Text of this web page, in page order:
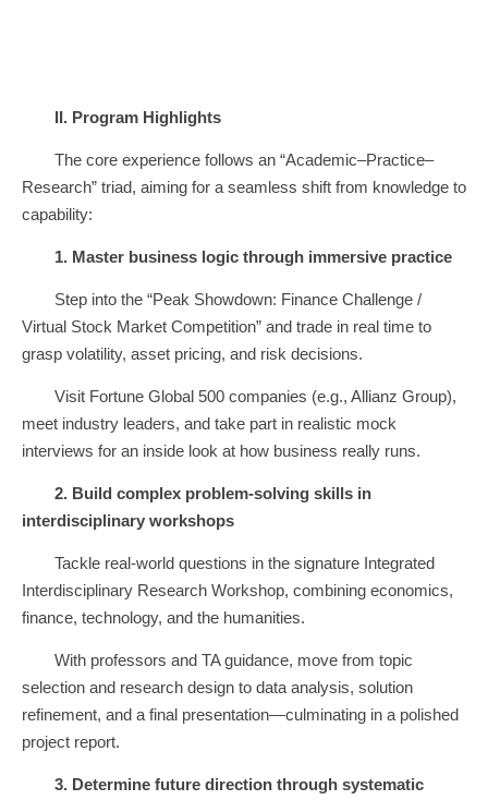
II. Program Highlights
The core experience follows an “Academic–Practice–
Research” triad, aiming for a seamless shift from knowledge to
capability:
1. Master business logic through immersive practice
Step into the “Peak Showdown: Finance Challenge /
Virtual Stock Market Competition” and trade in real time to
grasp volatility, asset pricing, and risk decisions.
Visit Fortune Global 500 companies (e.g., Allianz Group),
meet industry leaders, and take part in realistic mock
interviews for an inside look at how business really runs.
2. Build complex problem-solving skills in
interdisciplinary workshops
Tackle real-world questions in the signature Integrated
Interdisciplinary Research Workshop, combining economics,
finance, technology, and the humanities.
With professors and TA guidance, move from topic
selection and research design to data analysis, solution
refinement, and a final presentation—culminating in a polished
project report.
3. Determine future direction through systematic